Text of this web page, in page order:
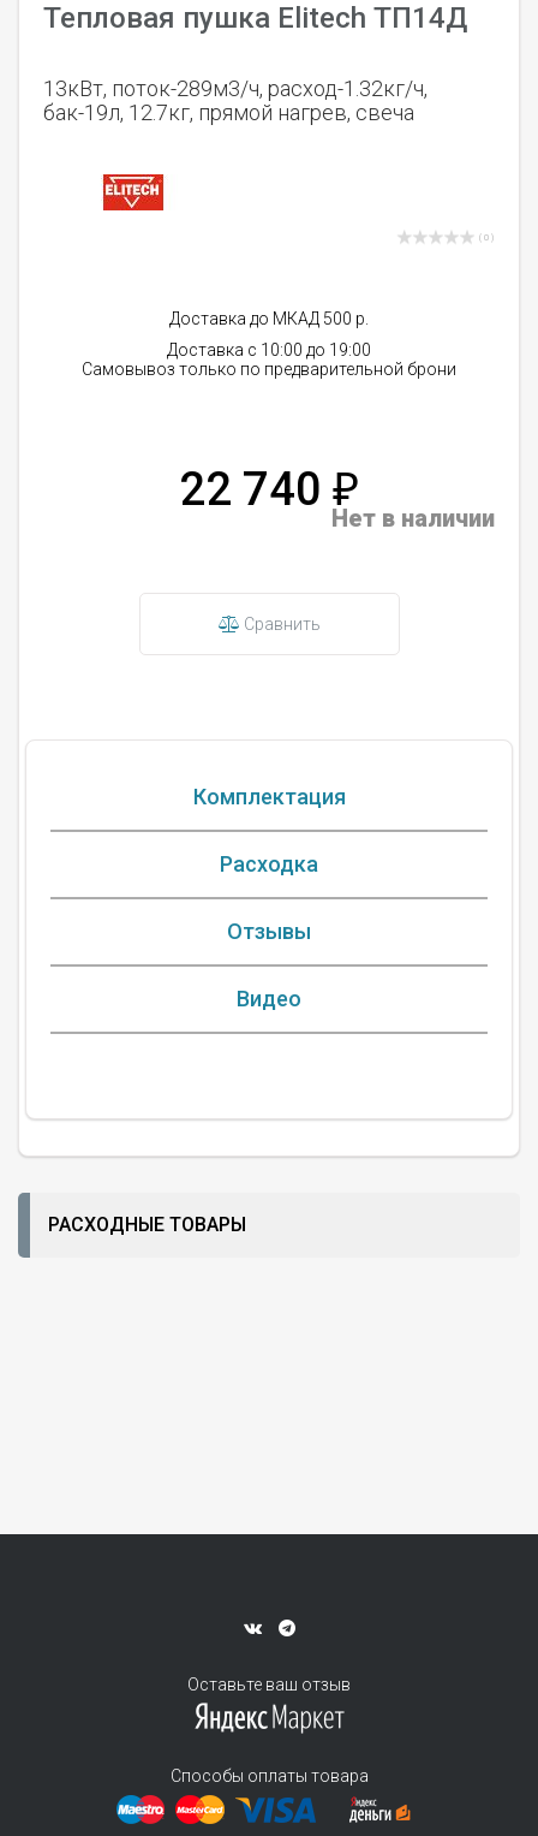
Тепловая пушка Elitech ТП14Д
13кВт, поток-289м3/ч, расход-1.32кг/ч,
бак-19л, 12.7кг, прямой нагрев, свеча
( 0 )
Доставка до МКАД 500 р.
Доставка с 10:00 до 19:00
Самовывоз только по предварительной брони
22 740 ₽
Нет в наличии
Сравнить
Комплектация
Расходка
Отзывы
Видео
РАСХОДНЫЕ ТОВАРЫ
Оставьте ваш отзыв
Способы оплаты товара